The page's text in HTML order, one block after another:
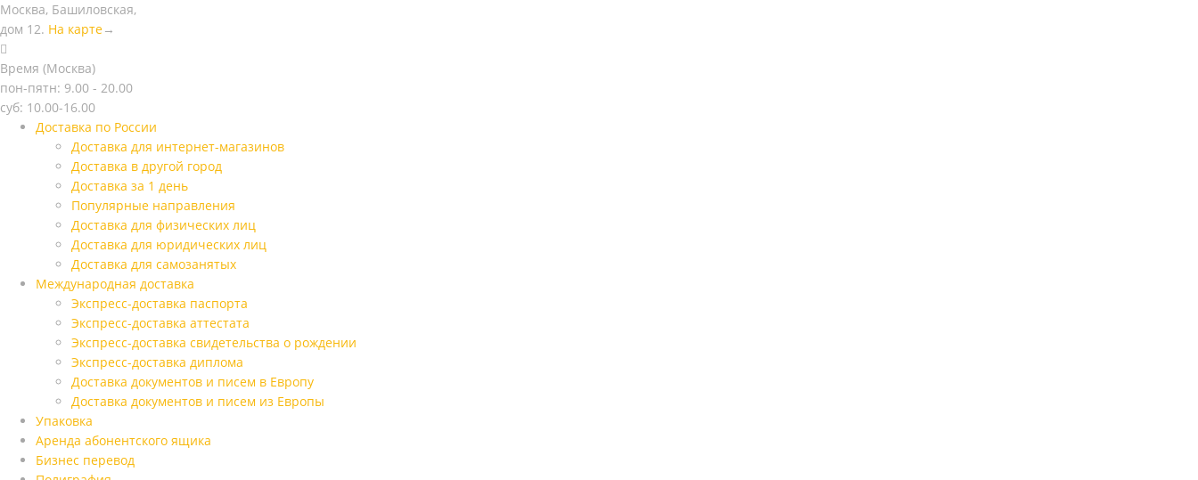
Москва, Башиловская,
дом 12. На карте→
Время (Москва)
пон-пятн: 9.00 - 20.00
суб: 10.00-16.00
Доставка по России
Доставка для интернет-магазинов
Доставка в другой город
Доставка за 1 день
Популярные направления
Доставка для физических лиц
Доставка для юридических лиц
Доставка для самозанятых
Международная доставка
Экспресс-доставка паспорта
Экспресс-доставка аттестата
Экспресс-доставка свидетельства о рождении
Экспресс-доставка диплома
Доставка документов и писем в Европу
Доставка документов и писем из Европы
Упаковка
Аренда абонентского ящика
Бизнес перевод